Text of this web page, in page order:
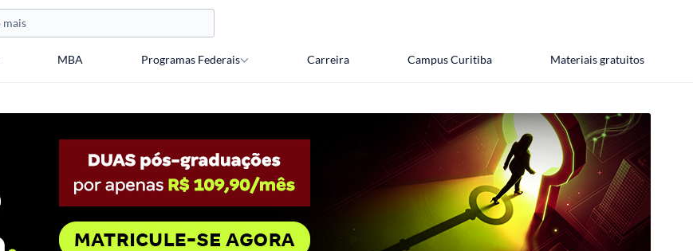
MBA Programas Federais Carreira Campus Curitiba Materiais gratuitos